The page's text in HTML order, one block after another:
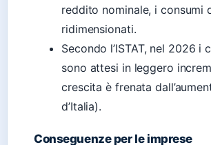
reddito nominale, i consumi
ridimensionati.
Secondo l’ISTAT, nel 2026 i
sono attesi in leggero
crescita è frenata
d’Italia).
Conseguenze per le imprese